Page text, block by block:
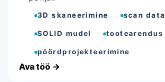
3D skaneerimine scan data
SOLID mudel tootearendus
pöördprojekteerimine